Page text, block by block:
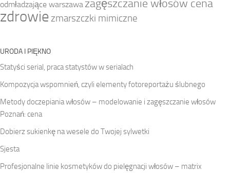
odmładzające warszawa zagęszczanie włosów cena
zdrowiezmarszczki mimiczne
URODA I PIĘKNO
Statyści serial, praca statystów w serialach
Kompozycja wspomnień, czyli elementy fotoreportażu ślubnego
Metody doczepiania włosów – modelowanie i zagęszczanie włosów
Poznań: cena
Dobierz sukienkę na wesele do Twojej sylwetki
Sjesta
Profesjonalne linie kosmetyków do pielęgnacji włosów – matrix